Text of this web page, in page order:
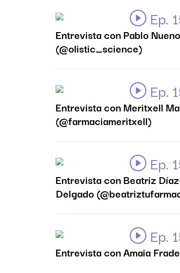
Ep.
Entrevista con Pablo Nueno
(@olistic_science)
Ep.
Entrevista con Meritxell
(@farmaciameritxell)
Ep.
Entrevista con Beatriz
Delgado
Ep.
Entrevista con Amaia